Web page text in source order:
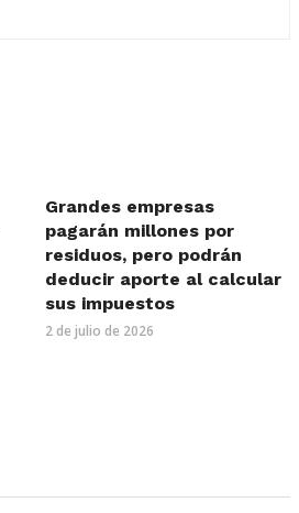
Grandes empresas
pagarán millones por
residuos, pero podrán
deducir aporte al calcular
sus impuestos
2 de julio de 2026